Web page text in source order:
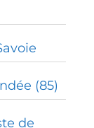
(85)
de